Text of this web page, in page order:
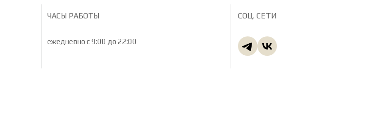
ЧАСЫ РАБОТЫ
ежедневно с 9:00 до 22:00
СОЦ. СЕТИ